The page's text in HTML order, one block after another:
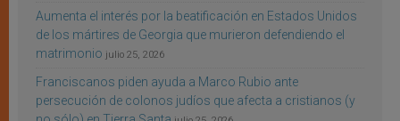
Aumenta el interés por la beatificación en Estados Unidos
de los mártires de Georgia que murieron defendiendo el
matrimonio julio 25, 2026
Franciscanos piden ayuda a Marco Rubio ante
persecución de colonos judíos que afecta a cristianos (y